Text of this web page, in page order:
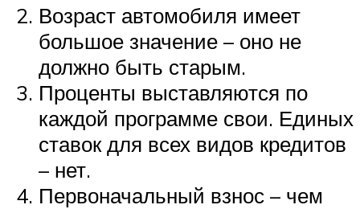
Возраст автомобиля имеет
большое значение – оно не
должно быть старым.
Проценты выставляются по
каждой программе свои. Единых
ставок для всех видов кредитов
– нет.
Первоначальный взнос – чем